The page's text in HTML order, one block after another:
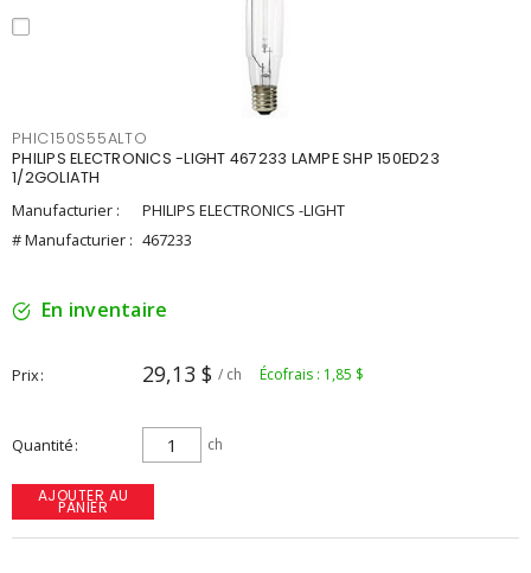
PHIC150S55ALTO
PHILIPS ELECTRONICS -LIGHT 467233 LAMPE SHP 150ED23
1/2GOLIATH
Manufacturier :
PHILIPS ELECTRONICS -LIGHT
# Manufacturier : 467233
En inventaire
Prix 29,13 $ / ch Écofrais : 1,85 $
Quantité ch
AJOUTER AU
PANIER